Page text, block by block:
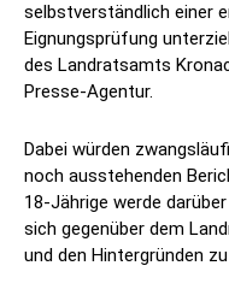
selbstverständlich einer
Eignungsprüfung
des Landratsamts
Presse-Agentur.
Dabei würden
noch ausstehenden
18-Jährige werde
sich gegenüber dem
und den Hintergründen